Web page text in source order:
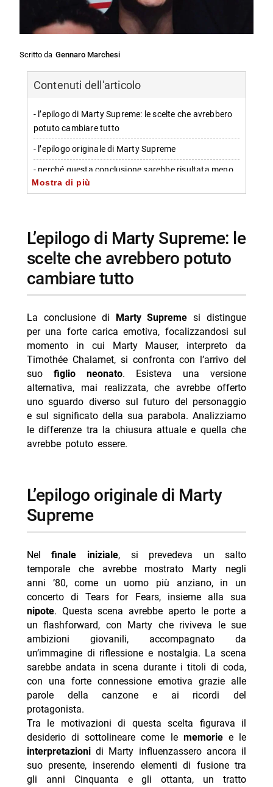
Scritto da Gennaro Marchesi
Contenuti dell'articolo
- l’epilogo di Marty Supreme: le scelte che avrebbero
potuto cambiare tutto
- l’epilogo originale di Marty Supreme
- perché questa conclusione sarebbe risultata meno
efficace
-- Scopri di più da Jump the shark
-- RispondiAnnulla risposta
- 72 Hours, film Netflix con Kevin Hart dal 24 luglio
Netflix: trama e perché vale la pena vederlo
- Tom hanks sostituto in arrivo in netflix: attore nel
reboot del thriller misterioso di 26 anni
- Netflix valuta l’acquisto di letterboxd: cosa sapere e
perché interessa
- Virgin River stagione 9: risposta emozionante di
Netflix che accende le speranze dei fan
Mostra di più
l’epilogo di Marty Supreme: le
scelte che avrebbero potuto
cambiare tutto
La conclusione di Marty Supreme si distingue
per una forte carica emotiva, focalizzandosi sul
momento in cui Marty Mauser, interpreto da
Timothée Chalamet, si confronta con l’arrivo del
suo figlio neonato. Esisteva una versione
alternativa, mai realizzata, che avrebbe offerto
uno sguardo diverso sul futuro del personaggio
e sul significato della sua parabola. Analizziamo
le differenze tra la chiusura attuale e quella che
avrebbe potuto essere.
l’epilogo originale di Marty
Supreme
Nelfinale iniziale, si prevedeva un salto
temporale che avrebbe mostrato Marty negli
anni ’80, come un uomo più anziano, in un
concerto di Tears for Fears, insieme alla sua
nipote. Questa scena avrebbe aperto le porte a
un flashforward, con Marty che riviveva le sue
ambizioni giovanili, accompagnato da
un’immagine di riflessione e nostalgia. La scena
sarebbe andata in scena durante i titoli di coda,
con una forte connessione emotiva grazie alle
parole della canzone e ai ricordi del
protagonista.
Tra le motivazioni di questa scelta figurava il
desiderio di sottolineare come le memoriee le
interpretazionidi Marty influenzassero ancora il
suo presente, inserendo elementi di fusione tra
gli anni Cinquanta e gli ottanta, un tratto